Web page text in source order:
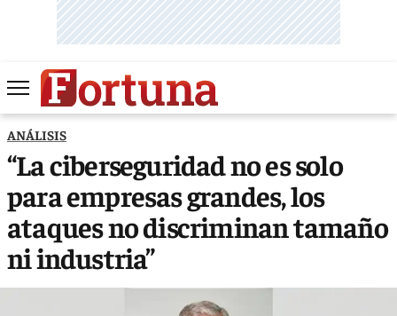
ANÁLISIS
“La ciberseguridad no es solo
para empresas grandes, los
ataques no discriminan tamaño
ni industria”